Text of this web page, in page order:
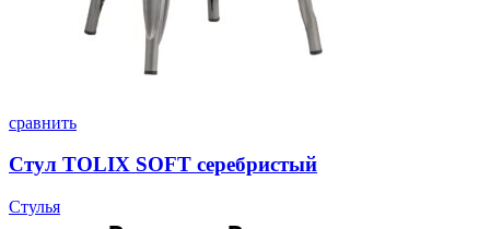
сравнить
Стул TOLIX SOFT серебристый
Стулья